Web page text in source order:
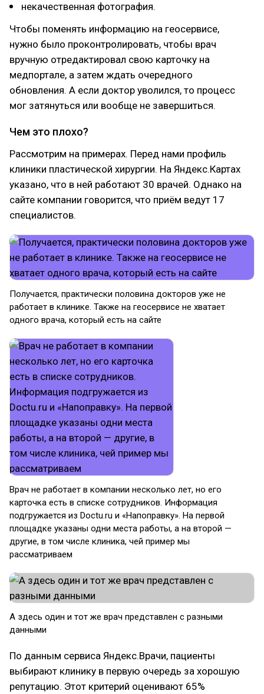
некачественная фотография.
Чтобы поменять информацию на геосервисе,
нужно было проконтролировать, чтобы врач
вручную отредактировал свою карточку на
медпортале, а затем ждать очередного
обновления. А если доктор уволился, то процесс
мог затянуться или вообще не завершиться.
Чем это плохо?
Рассмотрим на примерах. Перед нами профиль
клиники пластической хирургии. На Яндекс.Картах
указано, что в ней работают 30 врачей. Однако на
сайте компании говорится, что приём ведут 17
специалистов.
Получается, практически половина докторов уже не
работает в клинике. Также на геосервисе не хватает
одного врача, который есть на сайте
Врач не работает в компании несколько лет, но его
карточка есть в списке сотрудников. Информация
подгружается из Doctu.ru и «Напоправку». На первой
площадке указаны одни места работы, а на второй —
другие, в том числе клиника, чей пример мы
рассматриваем
А здесь один и тот же врач представлен с разными
данными
По данным сервиса Яндекс.Врачи, пациенты
выбирают клинику в первую очередь за хорошую
репутацию. Этот критерий оценивают 65%